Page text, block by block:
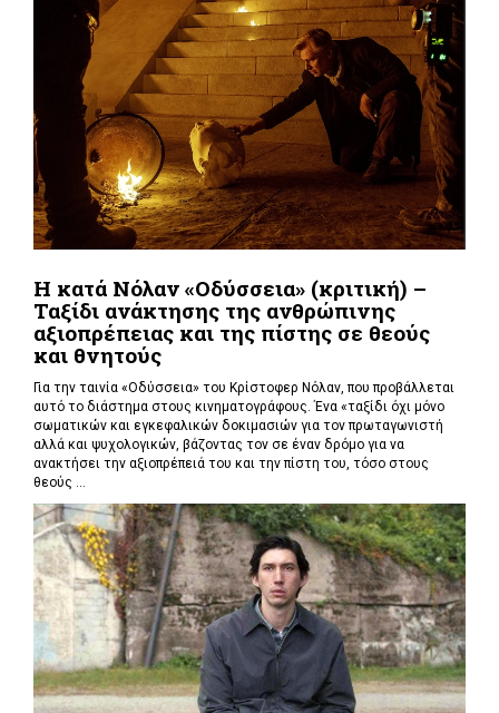
Η κατά Νόλαν «Οδύσσεια» (κριτική) –
Ταξίδι ανάκτησης της ανθρώπινης
αξιοπρέπειας και της πίστης σε θεούς
και θνητούς
Για την ταινία «Οδύσσεια» του Κρίστοφερ Νόλαν,που προβάλλεται
αυτό το διάστημα στους κινηματογράφους. Ένα «ταξίδι όχι μόνο
σωματικών και εγκεφαλικών δοκιμασιών για τον πρωταγωνιστή
αλλά και ψυχολογικών, βάζοντας τον σε έναν δρόμο για να
ανακτήσει την αξιοπρέπειά του και την πίστη του, τόσο στους
θεούς ...